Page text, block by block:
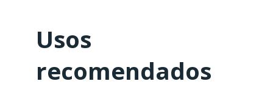
Usos
recomendados